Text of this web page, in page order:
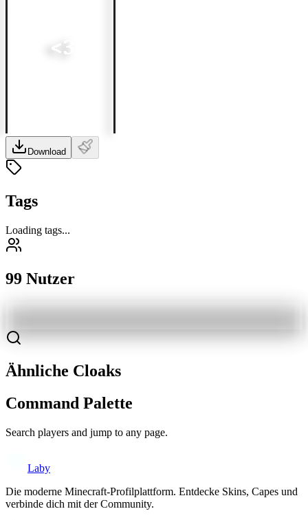
Download
Tags
Loading tags...
99 Nutzer
Ähnliche Cloaks
Command Palette
Search players and jump to any page.
Laby
Die moderne Minecraft-Profilplattform. Entdecke Skins, Capes und
verbinde dich mit der Community.